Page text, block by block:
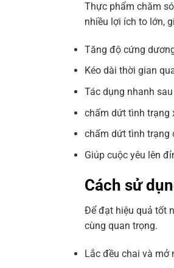
Thực phẩm chăm
nhiều lợi ích to lớn,
Tăng độ cứng
Kéo dài thời gian
Tác dụng nhanh
chấm dứt tình trạng
chấm dứt tình trạng
Giúp cuộc yêu lên
Cách sử
Để đạt hiệu quả tốt
cùng quan trọng.
Lắc đều chai và mở